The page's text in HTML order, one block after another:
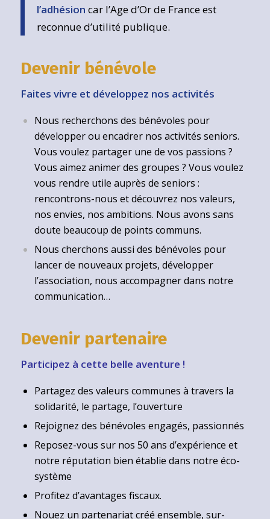
l’adhésion car l’Age d’Or de France est
reconnue d’utilité publique.
Devenir bénévole
Faites vivre et développez nos activités
Nous recherchons des bénévoles pour
développer ou encadrer nos activités seniors.
Vous voulez partager une de vos passions ?
Vous aimez animer des groupes ? Vous voulez
vous rendre utile auprès de seniors :
rencontrons-nous et découvrez nos valeurs,
nos envies, nos ambitions. Nous avons sans
doute beaucoup de points communs.
Nous cherchons aussi des bénévoles pour
lancer de nouveaux projets, développer
l’association, nous accompagner dans notre
communication…
Devenir partenaire
Participez à cette belle aventure !
Partagez des valeurs communes à travers la
solidarité, le partage, l’ouverture
Rejoignez des bénévoles engagés, passionnés
Reposez-vous sur nos 50 ans d’expérience et
notre réputation bien établie dans notre éco-
système
Profitez d’avantages fiscaux.
Nouez un partenariat créé ensemble, sur-